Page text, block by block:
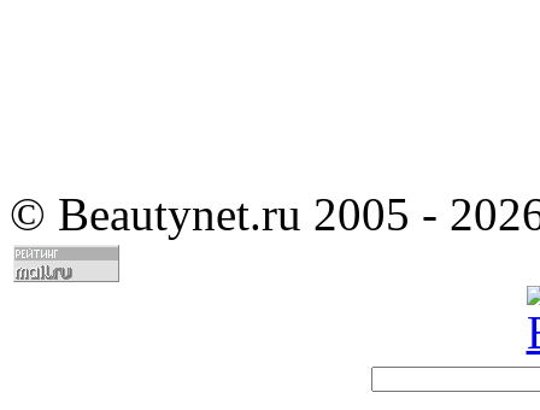
© Beautynet.ru 2005 -